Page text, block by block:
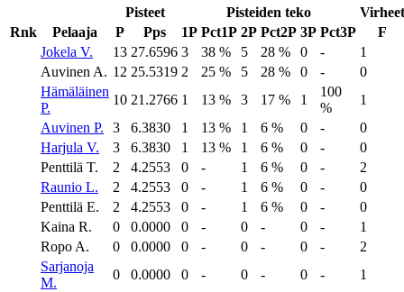
Pisteet Pisteiden teko
Virheet
Rnk
Pelaaja P Pps 1P Pct1P 2P Pct2P 3P Pct3P
F
Jokela V.
13 27.6596 3 38 % 5 28 % 0 -
1
Auvinen A. 12 25.5319 2 25 % 5 28 % 0 -
0
Hämäläinen
P.
10 21.2766 1 13 % 3 17 % 1
100
%
1
Auvinen P.
3 6.3830 1 13 % 1 6 % 0 -
0
Harjula V.
3 6.3830 1 13 % 1 6 % 0 -
0
Penttilä T.
2 4.2553 0 - 1 6 % 0 -
2
Raunio L.
2 4.2553 0 - 1 6 % 0 -
0
Penttilä E.
2 4.2553 0 - 1 6 % 0 -
0
Kaina R.
0 0.0000 0 - 0 - 0 -
1
Ropo A.
0 0.0000 0 - 0 - 0 -
2
Sarjanoja
M.
0 0.0000 0 - 0 - 0 -
1